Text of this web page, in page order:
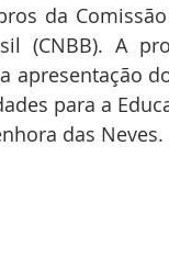
da
(CNBB). A
apresentação
para a
das Neves.